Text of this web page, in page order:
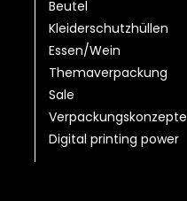
Beutel
Kleiderschutzhüllen
Essen/Wein
Themaverpackung
Sale
Verpackungskonzepte
Digital printing power